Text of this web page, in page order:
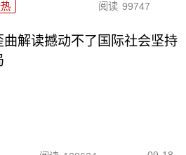
阅读 99747
解读撼动不了国际社会坚持